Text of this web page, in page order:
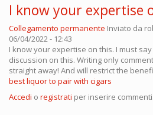
I know your expertise
Collegamento permanente Inviato da
06/04/2022 - 12:43
I know your expertise on this. I must
discussion on this. Writing only
straight away! And will restrict the
best liquor to pair with cigars
Accedi o registrati per inserire commenti.